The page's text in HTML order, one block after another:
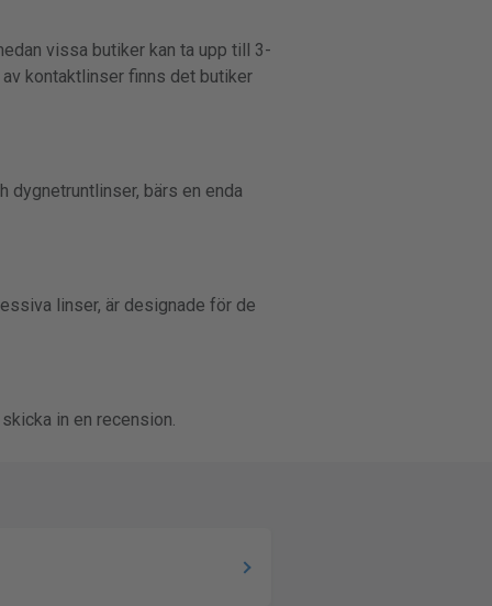
vissa butiker kan ta upp till 3-
kontaktlinser finns det butiker
dygnetruntlinser, bärs en enda
linser, är designade för de
in en recension.